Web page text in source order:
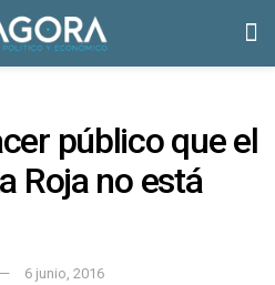
público que el
Roja no está
6 junio, 2016